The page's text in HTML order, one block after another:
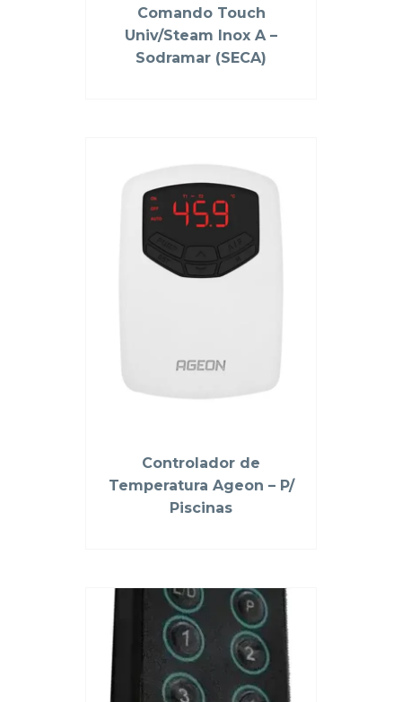
Comando Touch
Univ/Steam Inox A –
Sodramar (SECA)
Controlador de
Temperatura Ageon – P/
Piscinas